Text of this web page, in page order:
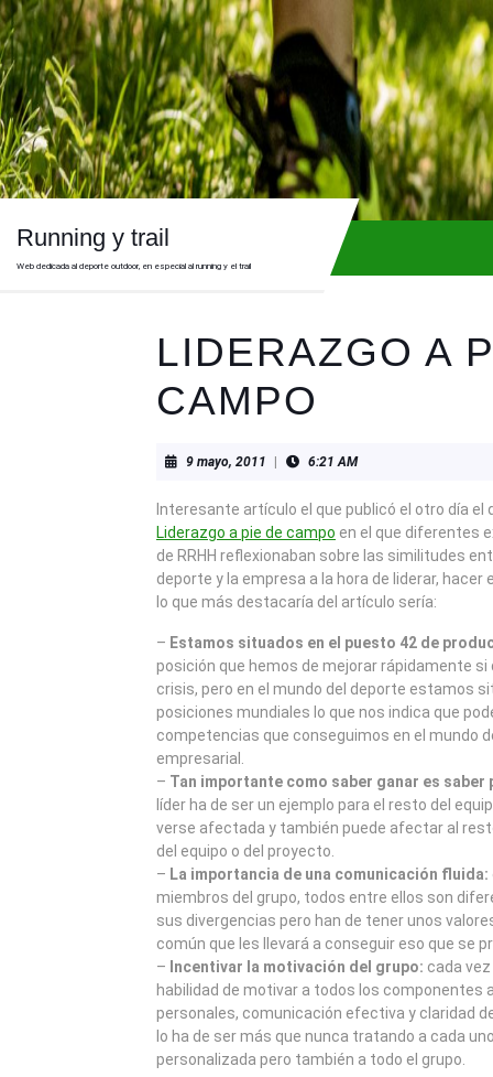
Skip
to
content
Running y trail
Web dedicada al deporte outdoor, en especial al running y el trail
LIDERAZGO A
CAMPO
9 mayo, 2011
2011
6:21 AM
Interesante artículo el que publicó el otro día el
Liderazgo a pie de campo en el que diferentes
de RRHH reflexionaban sobre las similitudes
deporte y la empresa a la hora de liderar, hacer
lo que más destacaría del artículo sería:
– Estamos situados en el puesto 42 de
posición que hemos de mejorar rápidamente
crisis, pero en el mundo del deporte estamos
posiciones mundiales lo que nos indica que
competencias que conseguimos en el mundo
empresarial.
– Tan importante como saber ganar es saber
líder ha de ser un ejemplo para el resto del
verse afectada y también puede afectar al
del equipo o del proyecto.
– La importancia de una comunicación fluida:
miembros del grupo, todos entre ellos son
sus divergencias pero han de tener unos
común que les llevará a conseguir eso que se
– Incentivar la motivación del grupo: cada
habilidad de motivar a todos los componentes
personales, comunicación efectiva y claridad
lo ha de ser más que nunca tratando a cada
personalizada pero también a todo el grupo.